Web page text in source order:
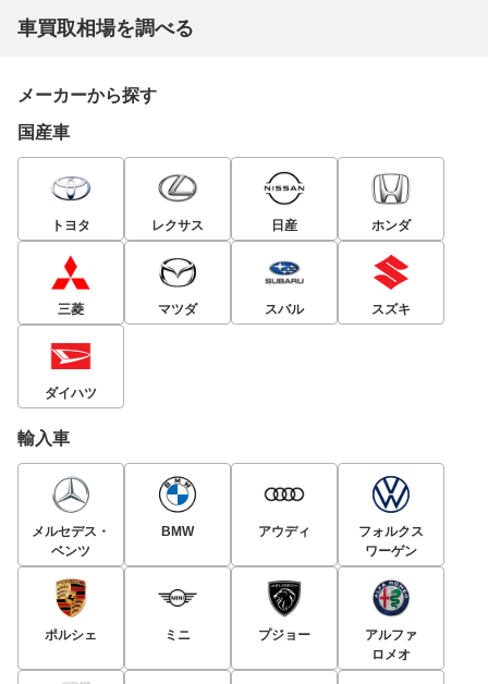
車買取相場を調べる
メーカーから探す
国産車
トヨタ レクサス 日産 ホンダ
三菱 マツダ スバル スズキ
ダイハツ
輸入車
メルセデス・
ベンツ
BMW アウディ
フォルクス
ワーゲン
ポルシェ ミニ プジョー
アルファ
ロメオ